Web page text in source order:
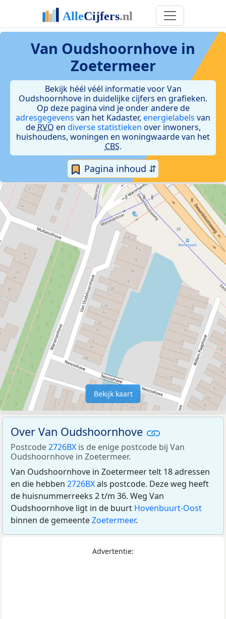
Van Oudshoornhove in
Zoetermeer
Bekijk héél véél informatie voor Van
Oudshoornhove in duidelijke cijfers en grafieken.
Op deze pagina vind je onder andere de
adresgegevens van het Kadaster, energielabels van
de RVO en diverse statistieken over inwoners,
huishoudens, woningen en woningwaarde van het
CBS.
Pagina inhoud ⇵
Bekijk kaart
Over Van Oudshoornhove
Postcode2726BX is de enige postcode bij Van
Oudshoornhove in Zoetermeer.
Van Oudshoornhove in Zoetermeer telt 18 adressen
en die hebben 2726BXals postcode. Deze weg heeft
de huisnummerreeks 2 t/m 36. Weg Van
Oudshoornhove ligt in de buurt Hovenbuurt-Oost
binnen de gemeenteZoetermeer.
Advertentie: